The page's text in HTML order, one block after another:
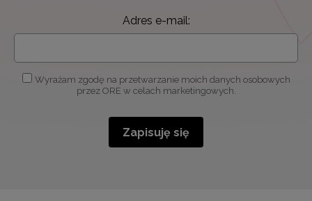
Adres e-mail:
Wyrażam zgodę na przetwarzanie moich danych osobowych
przez ORE w celach marketingowych.
Zapisuję się